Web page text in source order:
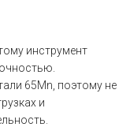
инструмент
65Mn, поэтому не
и